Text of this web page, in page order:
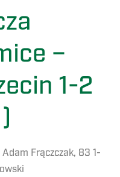
–
1-2
Adam Frączczak, 83 1-